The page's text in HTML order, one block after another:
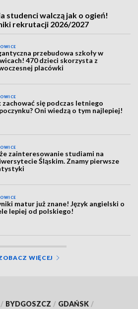
studenci walczą jak o ogień!
rekrutacji 2026/2027
przebudowa szkoły w
470 dzieci skorzysta z
placówki
zachować się podczas letniego
Oni wiedzą o tym najlepiej!
zainteresowanie studiami na
Śląskim. Znamy pierwsze
matur już znane! Język angielski o
lepiej od polskiego!
WIĘCEJ
/ BYDGOSZCZ / GDAŃSK /